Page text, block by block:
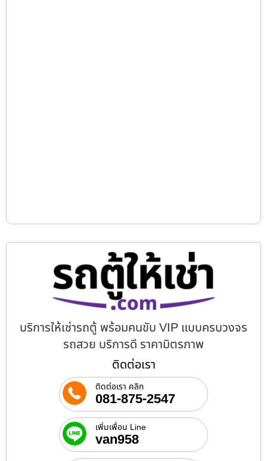
บริการให้เช่ารถตู้ พร้อมคนขับ VIP แบบครบวงจร
รถสวย บริการดี ราคามิตรภาพ
ติดต่อเรา
ติดต่อเรา คลิก
081-875-2547
เพิ่มเพื่อน Line
van958